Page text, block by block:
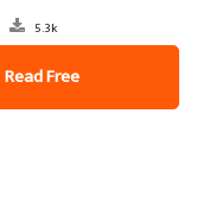
5.3k
Read Free